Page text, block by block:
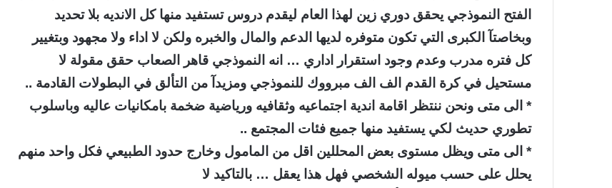
الفتح النموذجي يحقق دوري زين لهذا العام ليقدم دروس تستفيد منها كل الانديه بلا تحديد
وبخاصتآ الكبرى التي تكون متوفره لديها الدعم والمال والخبره ولكن لا اداء ولا مجهود وبتغيير
كل فتره مدرب وعدم وجود استقرار اداري … انه النموذجي قاهر الصعاب حقق مقولة لا
مستحيل في كرة القدم الف الف مبرووك للنموذجي ومزيدآ من التألق في البطولات القادمة ..
* الى متى ونحن ننتظر اقامة اندية اجتماعيه وثقافيه ورياضية ضخمة بامكانيات عاليه وباسلوب
تطوري حديث لكي يستفيد منها جميع فئات المجتمع ..
* الى متى ويظل مستوى بعض المحللين اقل من المامول وخارج حدود الطبيعي فكل واحد منهم
يحلل على حسب ميوله الشخصي فهل هذا يعقل … بالتاكيد لا